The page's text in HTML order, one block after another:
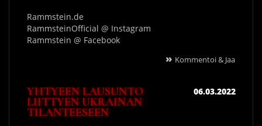
Rammstein.de
RammsteinOfficial @ Instagram
Rammstein @ Facebook
» Kommentoi & Jaa
YHTYEEN LAUSUNTO
LIITTYEN UKRAINAN
TILANTEESEEN
06.03.2022